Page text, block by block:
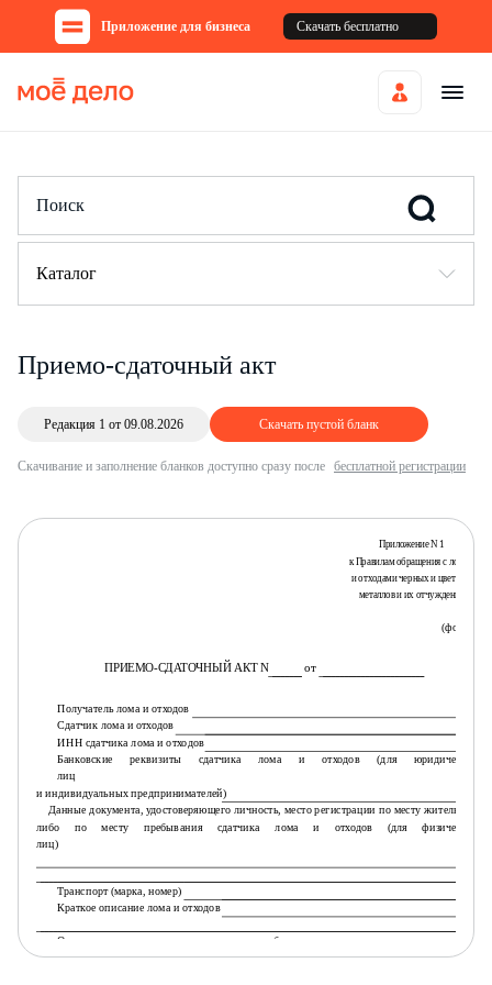
Приложение для бизнеса Скачать бесплатно
Каталог
Приемо-сдаточный акт
Редакция 1 от 09.08.2026 Скачать пустой бланк
Скачивание и заполнение бланков доступно сразу после бесплатной регистрации
Приложение N 1
к Правилам обращения с ломом
и отходами черных и цветных
металлов и их отчуждения
(форма)
ПРИЕМО-СДАТОЧНЫЙ АКТ N от
Получатель лома и отходов
Сдатчик лома и отходов
ИНН сдатчика лома и отходов
Банковские реквизиты сдатчика лома и отходов (для юридических
лиц
и индивидуальных предпринимателей)
Данные документа, удостоверяющего личность, место регистрации по месту жительства
либо по месту пребывания сдатчика лома и отходов (для физических
лиц)
Транспорт (марка, номер)
Краткое описание лома и отходов
Основания возникновения права собственности у сдатчика лома и
отходов